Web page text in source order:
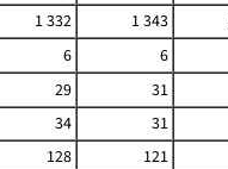
1 332 1 343
6 6
29 31
34 31
128 121